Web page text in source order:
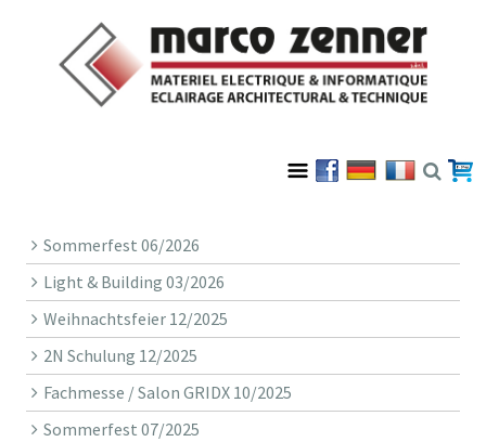
Sommerfest 06/2026
Light & Building 03/2026
Weihnachtsfeier 12/2025
2N Schulung 12/2025
Fachmesse / Salon GRIDX 10/2025
Sommerfest 07/2025